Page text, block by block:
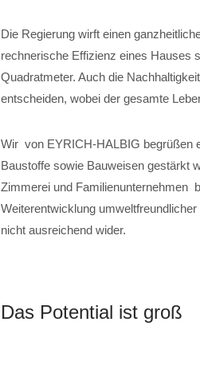
Die Regierung wirft einen
rechnerische Effizienz eines Hauses
Quadratmeter. Auch die
entscheiden, wobei der gesamte
Wir von EYRICH-HALBIG begrüßen
Baustoffe sowie Bauweisen gestärkt
Zimmerei und Familienunternehmen
Weiterentwicklung
nicht ausreichend wider.
Das Potential ist groß